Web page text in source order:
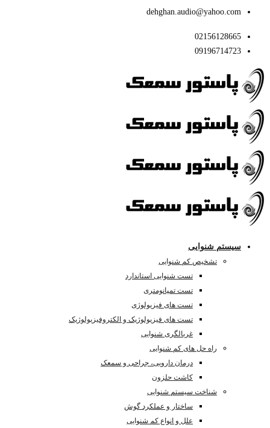
dehghan.audio@yahoo.com
02156128665
09196714723
سیستم شنوایی
تشخیص کم شنوایی
تست شنوایی استاندارد
تست تمپانومتری
تست های فیزیولوژی
تست های فیزیولوژیک و الکتروفیزیولوژیک
غربالگری شنوایی
راه حل های کم شنوایی
درمان دارویی، جراحی و سمعک
کاشت حلزون
شناخت سیستم شنوایی
ساختار و عملکرد گوش
علل و انواع کم شنوایی